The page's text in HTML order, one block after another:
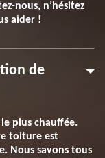
nous, n’hésitez
aider !
de
plus chauffée.
toiture est
Nous savons tous